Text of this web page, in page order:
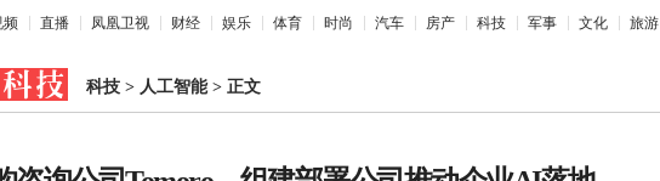
频 直播 凤凰卫视 财经 娱乐 体育 时尚 汽车 房产 科技 军事 文化 旅游
科技 > 人工智能> 正文